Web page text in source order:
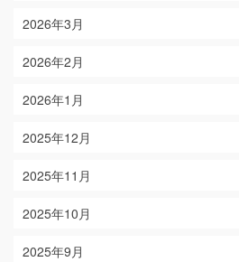
2026年3月
2026年2月
2026年1月
2025年12月
2025年11月
2025年10月
2025年9月